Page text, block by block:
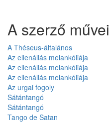
A szerző művei
A Théseus-általános
Az ellenállás melankóliája
Az ellenállás melankóliája
Az ellenállás melankóliája
Az urgai fogoly
Sátántangó
Sátántangó
Tango de Satan